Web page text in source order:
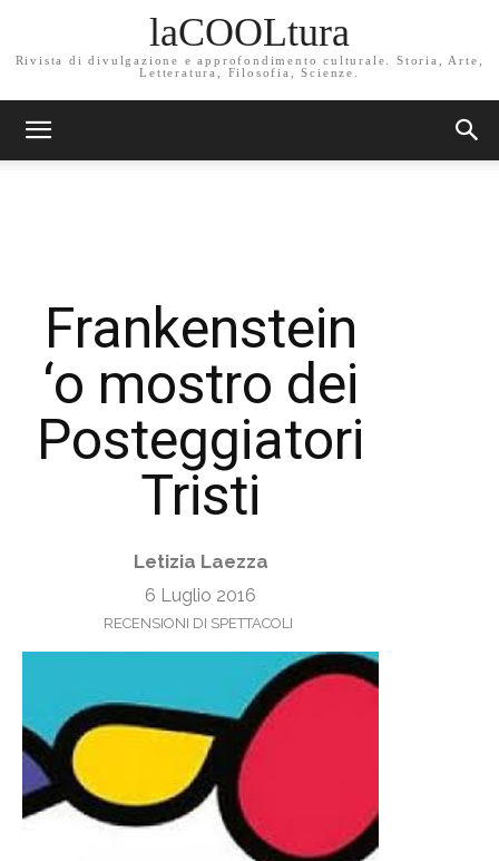
laCOOLtura
Rivista di divulgazione e approfondimento culturale. Storia, Arte,
Letteratura, Filosofia, Scienze.
Frankenstein
‘o mostro dei
Posteggiatori
Tristi
Letizia Laezza
6 Luglio 2016
RECENSIONI DI SPETTACOLI